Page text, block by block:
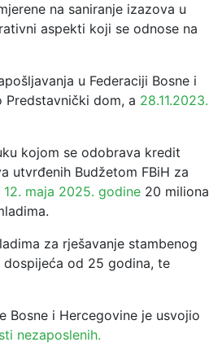
na saniranje izazova u
aspekti koji se odnose na
u Federaciji Bosne i
Predstavnički dom, a 28.11.2023.
kojom se odobrava kredit
utvrđenih Budžetom FBiH za
12. maja 2025. godine 20 miliona
za rješavanje stambenog
od 25 godina, te
Bosne i Hercegovine je usvojio
nezaposlenih.